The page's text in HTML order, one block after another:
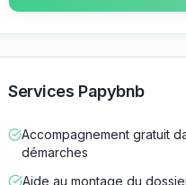
Services Papybnb
Accompagnement gratuit
démarches
Aide au montage du